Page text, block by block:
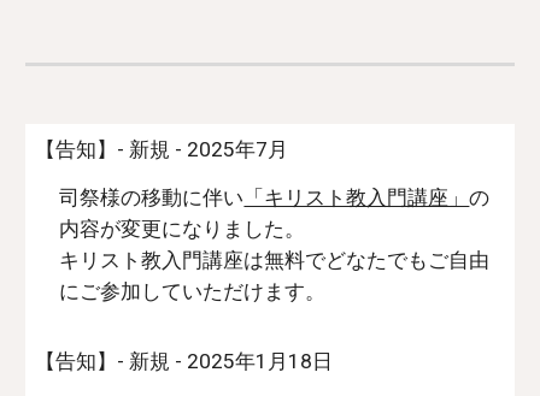
【告知】- 新規 - 2025年7月
司祭様の移動に伴い 「キリスト教入門講座」の
内容が変更になりました。
キリスト教入門講座は無料でどなたでもご自由
にご参加していただけます。
【告知】- 新規 - 2025年1月18日